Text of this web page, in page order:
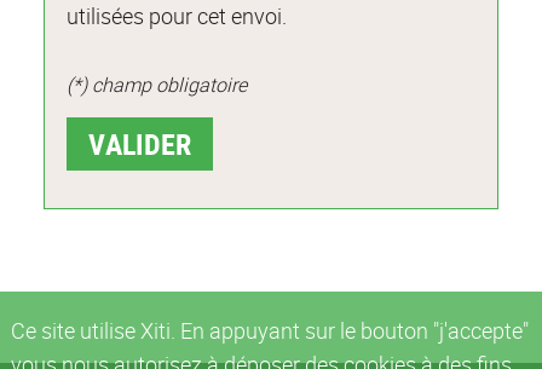
Ce site utilise Xiti. En appuyant sur le bouton "j'accepte"
utilisées pour cet envoi.
(*) champ obligatoire